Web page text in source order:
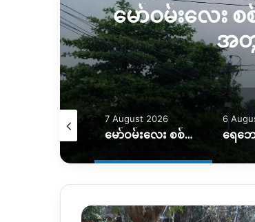
မော်ဝမ်းလေး
အ
7 August 2026
မော်ဝမ်းလေး စစ်ရှောင်တွေ ပြန်လည်ထူထောင်ရေးအတွက် အကူညီလိုအပ်နေ
6
လိပ်ကျောက်